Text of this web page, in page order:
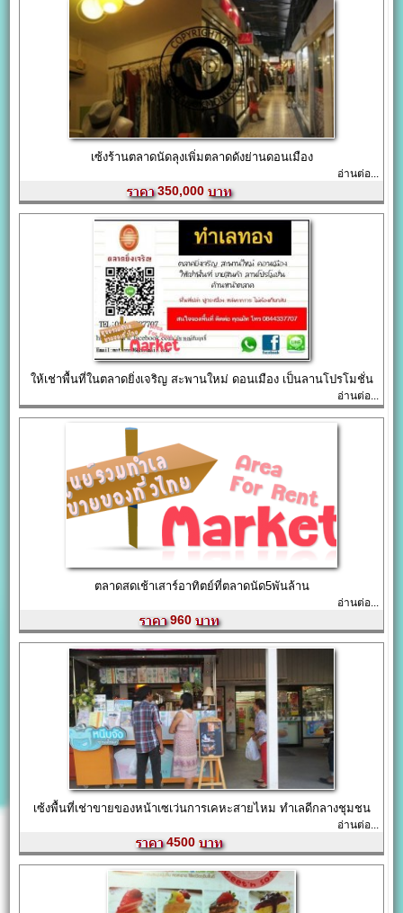
เซ้งร้านตลาดนัดลุงเพิ่มตลาดดังย่านดอนเมือง
อ่านต่อ...
350,000
ให้เช่าพื้นที่ในตลาดยิ่งเจริญ สะพานใหม่ ดอนเมือง เป็นลานโปรโมชั่น
อ่านต่อ...
ตลาดสดเช้าเสาร์อาทิตย์ที่ตลาดนัด5พันล้าน
อ่านต่อ...
960
เซ้งพื้นที่เช่าขายของหน้าเซเว่นการเคหะสายไหม ทำเลดีกลางชุมชน
อ่านต่อ...
4500